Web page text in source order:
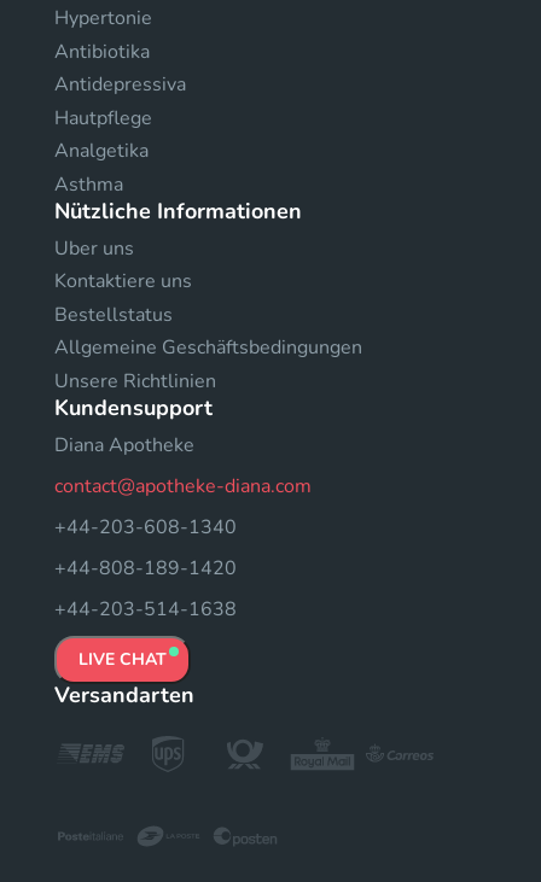
Hypertonie
Antibiotika
Antidepressiva
Hautpflege
Analgetika
Asthma
Nützliche Informationen
Uber uns
Kontaktiere uns
Bestellstatus
Allgemeine Geschäftsbedingungen
Unsere Richtlinien
Kundensupport
Diana Apotheke
contact@apotheke-diana.com
+44-203-608-1340
+44-808-189-1420
+44-203-514-1638
LIVE CHAT
Versandarten